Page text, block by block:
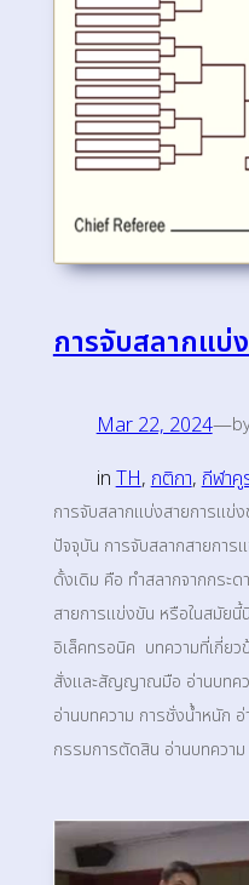
การจับสลากแบ่
Mar 22, 2024—
in TH, กติกา, กีฬาคู
การจับสลากแบ่งสายการแข่
ปัจจุบัน การจับสลากสายกา
ดั้งเดิม คือ ทำสลากจากกระ
สายการแข่งขัน หรือในสมัย
อิเล็คทรอนิค บทความที่เกี่ย
สั่งและสัญญาณมือ อ่านบทคว
อ่านบทความ การชั่งน้ำหนัก
กรรมการตัดสิน อ่านบทความ